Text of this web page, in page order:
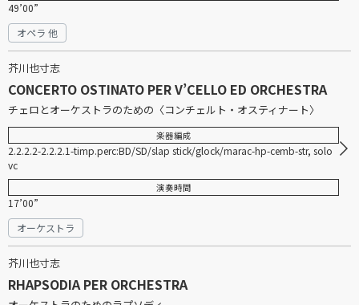
49’00”
オペラ 他
芥川也寸志
CONCERTO OSTINATO PER V’CELLO ED ORCHESTRA
チェロとオーケストラのための〈コンチェルト・オスティナート〉
楽器編成
2.2.2.2-2.2.2.1-timp.perc:BD/SD/slap stick/glock/marac-hp-cemb-str, solo
vc
演奏時間
17’00”
オーケストラ
芥川也寸志
RHAPSODIA PER ORCHESTRA